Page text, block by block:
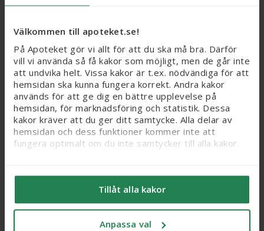
Välkommen till apoteket.se!
På Apoteket gör vi allt för att du ska må bra. Därför
vill vi använda så få kakor som möjligt, men de går inte
att undvika helt. Vissa kakor är t.ex. nödvändiga för att
hemsidan ska kunna fungera korrekt. Andra kakor
används för att ge dig en bättre upplevelse på
hemsidan, för marknadsföring och statistik. Dessa
kakor kräver att du ger ditt samtycke. Alla delar av
hemsidan och dess funktioner kommer inte att
fungera optimalt om du inte samtycker till alla kakor.
komma att behandlas genom kakor, eftersom vi bl. a.
säljer integritetskänsliga produkter som receptfria
läkemedel och produkter relaterade till hälsostatus
och sex. När du samtycker till kakor samtycker du
också till att känsliga personuppgifter kan behandlas
Tillåt alla kakor
Anpassa val
Köp
25 g
Webbpris
49 kr
Webbpris
45 kr